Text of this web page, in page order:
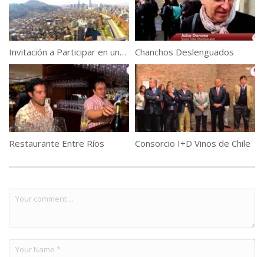
Invitación a Participar en una noche de altura Chanchos Deslenguados
Restaurante Entre Ríos Consorcio I+D Vinos de Chile